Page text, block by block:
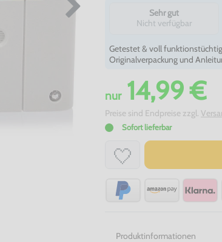
Sehr gut
Nicht verfügbar
Getestet & voll
Originalverpackung und
nur14,99 €
Preise sind Endpreise zzgl.
Sofort lieferbar
Produktinformationen